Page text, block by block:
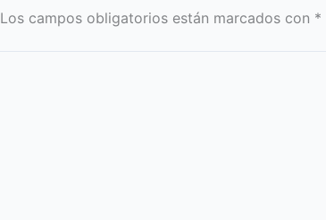
Los campos obligatorios están marcados con *